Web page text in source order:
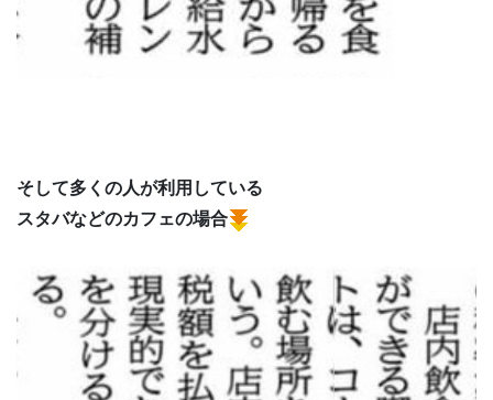
そして多くの人が利用している
スタバなどのカフェの場合